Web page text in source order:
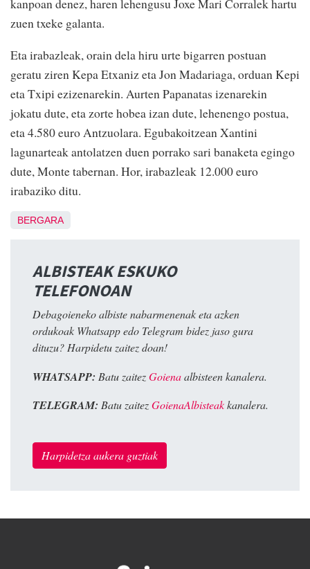
kanpoan denez, haren lehengusu Joxe Mari Corralek hartu
zuen txeke galanta.
Eta irabazleak, orain dela hiru urte bigarren postuan
geratu ziren Kepa Etxaniz eta Jon Madariaga, orduan Kepi
eta Txipi ezizenarekin. Aurten Papanatas izenarekin
jokatu dute, eta zorte hobea izan dute, lehenengo postua,
eta 4.580 euro Antzuolara. Egubakoitzean Xantini
lagunarteak antolatzen duen porrako sari banaketa egingo
dute, Monte tabernan. Hor, irabazleak 12.000 euro
irabaziko ditu.
BERGARA
ALBISTEAK ESKUKO
TELEFONOAN
Debagoieneko albiste nabarmenenak eta azken
ordukoak Whatsapp edo Telegram bidez jaso gura
dituzu? Harpidetu zaitez doan!
WHATSAPP: Batu zaitezGoienaalbisteen kanalera.
TELEGRAM: Batu zaitezGoienaAlbisteakkanalera.
Harpidetza aukera guztiak